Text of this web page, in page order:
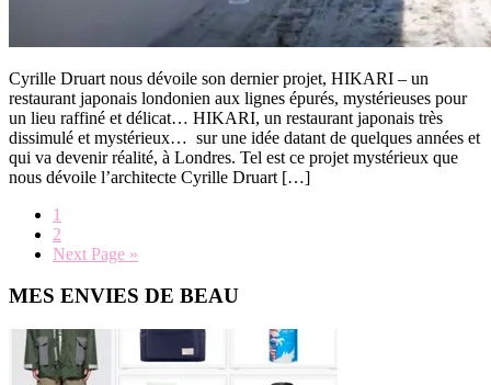
Cyrille Druart nous dévoile son dernier projet, HIKARI – un
restaurant japonais londonien aux lignes épurés, mystérieuses pour
un lieu raffiné et délicat… HIKARI, un restaurant japonais très
dissimulé et mystérieux… sur une idée datant de quelques années et
qui va devenir réalité, à Londres. Tel est ce projet mystérieux que
nous dévoile l’architecte Cyrille Druart […]
Page
1
Page
2
Go
Next Page »
Primary
Sidebar
MES ENVIES DE BEAU